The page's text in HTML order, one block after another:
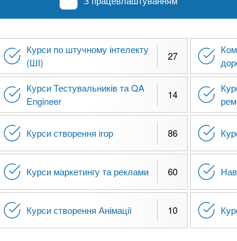
Курси по штучному інтелекту
(ШІ)
27
Курси Тестувальників та QA
Engineer
14
Курси створення ігор 86
Курси маркетингу та реклами 60
Курси створення Анімації 10